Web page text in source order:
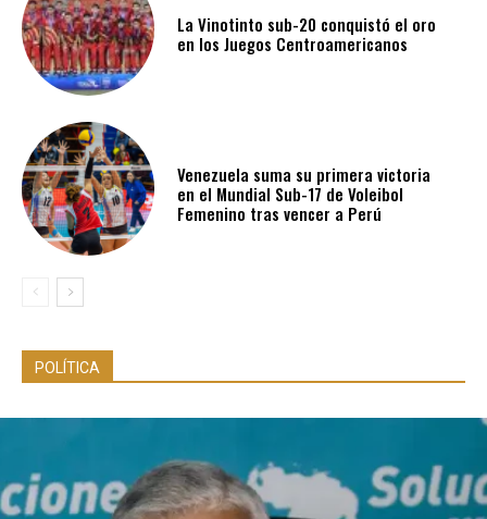
La Vinotinto sub-20 conquistó el oro
en los Juegos Centroamericanos
Venezuela suma su primera victoria
en el Mundial Sub-17 de Voleibol
Femenino tras vencer a Perú
POLÍTICA